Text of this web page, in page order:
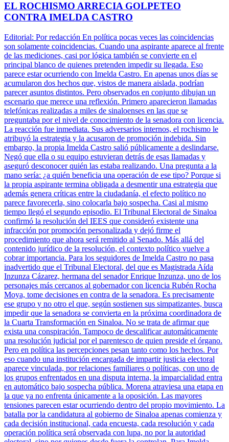
EL ROCHISMO ARRECIA GOLPETEO
CONTRA IMELDA CASTRO
Editorial: Por redacción En política pocas veces las coincidencias
son solamente coincidencias. Cuando una aspirante aparece al frente
de las mediciones, casi por lógica también se convierte en el
principal blanco de quienes pretenden impedir su llegada. Eso
parece estar ocurriendo con Imelda Castro. En apenas unos días se
acumularon dos hechos que, vistos de manera aislada, podrían
parecer asuntos distintos. Pero observados en conjunto dibujan un
escenario que merece una reflexión. Primero aparecieron llamadas
telefónicas realizadas a miles de sinaloenses en las que se
preguntaba por el nivel de conocimiento de la senadora con licencia.
La reacción fue inmediata. Sus adversarios internos, el rochismo le
atribuyó la estrategia y la acusaron de promoción indebida. Sin
embargo, la propia Imelda Castro salió públicamente a deslindarse.
Negó que ella o su equipo estuvieran detrás de esas llamadas y
aseguró desconocer quién las estaba realizando. Una pregunta a la
mano sería: ¿a quién beneficia una operación de ese tipo? Porque si
la propia aspirante termina obligada a desmentir una estrategia que
además genera críticas entre la ciudadanía, el efecto político no
parece favorecerla, sino colocarla bajo sospecha. Casi al mismo
tiempo llegó el segundo episodio. El Tribunal Electoral de Sinaloa
confirmó la resolución del IEES que consideró existente una
infracción por promoción personalizada y dejó firme el
procedimiento que ahora será remitido al Senado. Más allá del
contenido jurídico de la resolución, el contexto político vuelve a
cobrar importancia. Para los seguidores de Imelda Castro no pasa
inadvertido que el Tribunal Electoral, del que es Magistrada Aída
Inzunza Cázarez, hermana del senador Enrique Inzunza, uno de los
personajes más cercanos al gobernador con licencia Rubén Rocha
Moya, tome decisiones en contra de la senadora. Es precisamente
ese grupo y no otro el que, según sostienen sus simpatizantes, busca
impedir que la senadora se convierta en la próxima coordinadora de
la Cuarta Transformación en Sinaloa. No se trata de afirmar que
exista una conspiración. Tampoco de descalificar automáticamente
una resolución judicial por el parentesco de quien preside el órgano.
Pero en política las percepciones pesan tanto como los hechos. Por
eso cuando una institución encargada de impartir justicia electoral
aparece vinculada, por relaciones familiares o políticas, con uno de
los grupos enfrentados en una disputa interna, la imparcialidad entra
en automático bajo sospecha pública. Morena atraviesa una etapa en
la que ya no enfrenta únicamente a la oposición. Las mayores
tensiones parecen estar ocurriendo dentro del propio movimiento. La
batalla por la candidatura al gobierno de Sinaloa apenas comienza y
cada decisión institucional, cada encuesta, cada resolución y cada
operación política será observada con lupa, no por la autoridad